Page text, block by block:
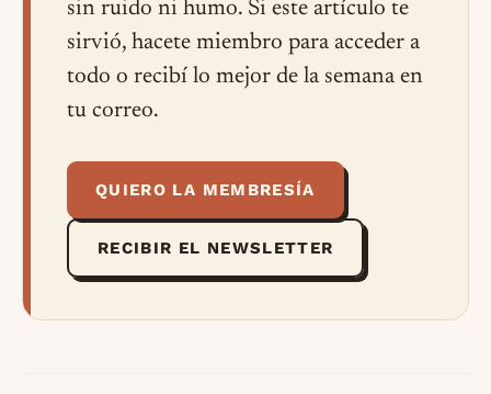
sin ruido ni humo. Si este artículo te
sirvió, hacete miembro para acceder a
todo o recibí lo mejor de la semana en
tu correo.
QUIERO LA MEMBRESÍA
RECIBIR EL NEWSLETTER